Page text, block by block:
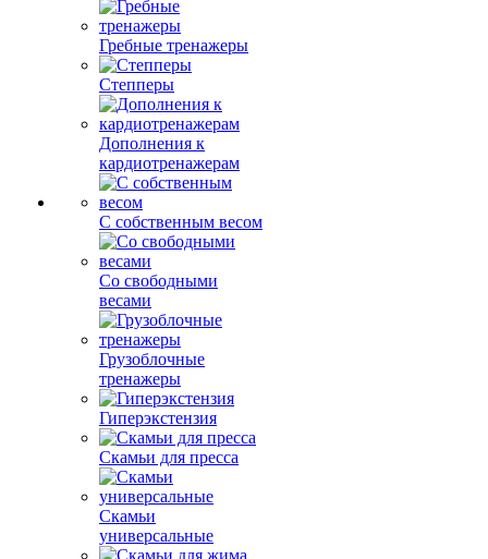
Гребные тренажеры
Степперы
Дополнения к
кардиотренажерам
С собственным весом
Со свободными
весами
Грузоблочные
тренажеры
Гиперэкстензия
Скамьи для пресса
Скамьи
универсальные